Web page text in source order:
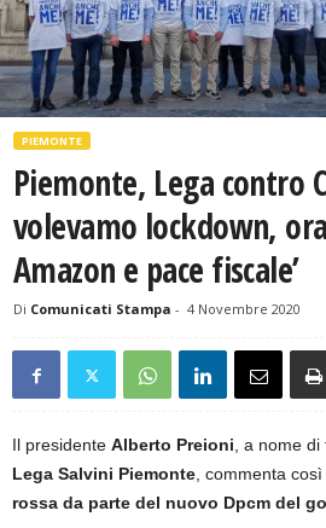
PIEMONTE
Piemonte, Lega contro
volevamo lockdown,
Amazon e pace fiscale’
Di Comunicati Stampa - 4 Novembre 2020
Il presidente Alberto Preioni, a nome di
Lega Salvini Piemonte, commenta così
rossa da parte del nuovo Dpcm del